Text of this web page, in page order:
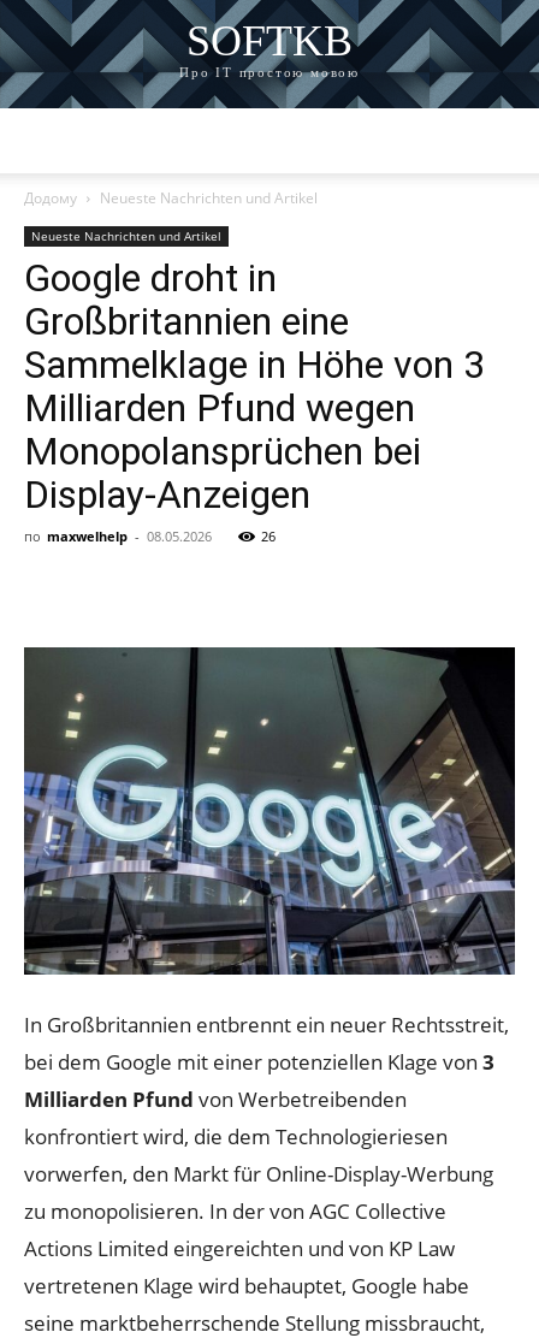
SOFTKB
Про ІТ простою мовою
Додому Neueste Nachrichten und Artikel
Neueste Nachrichten und Artikel
Google droht in
Großbritannien eine
Sammelklage in Höhe von 3
Milliarden Pfund wegen
Monopolansprüchen bei
Display-Anzeigen
по maxwelhelp - 08.05.2026 26
In Großbritannien entbrennt ein neuer Rechtsstreit,
bei dem Google mit einer potenziellen Klage von 3
Milliarden Pfund von Werbetreibenden
konfrontiert wird, die dem Technologieriesen
vorwerfen, den Markt für Online-Display-Werbung
zu monopolisieren. In der von AGC Collective
Actions Limited eingereichten und von KP Law
vertretenen Klage wird behauptet, Google habe
seine marktbeherrschende Stellung missbraucht,